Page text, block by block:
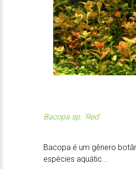
Bacopa sp. 'Red'
Bacopa é um gênero
espécies aquátic...